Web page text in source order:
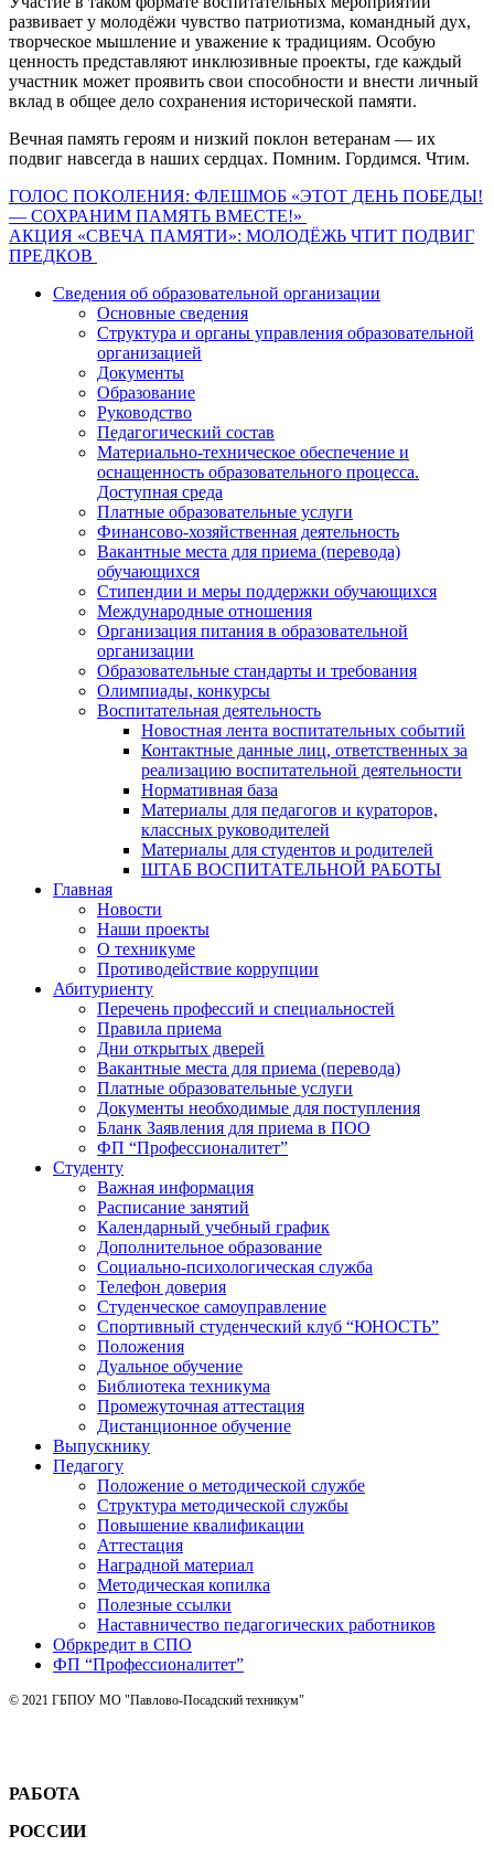
развивает у молодёжи чувство патриотизма, командный дух,
творческое мышление и уважение к традициям. Особую
ценность представляют инклюзивные проекты, где каждый
участник может проявить свои способности и внести личный
вклад в общее дело сохранения исторической памяти.
Вечная память героям и низкий поклон ветеранам — их
подвиг навсегда в наших сердцах. Помним. Гордимся. Чтим.
Навигация
по
записям
ГОЛОС ПОКОЛЕНИЯ: ФЛЕШМОБ «ЭТОТ ДЕНЬ ПОБЕДЫ!
— СОХРАНИМ ПАМЯТЬ ВМЕСТЕ!»
АКЦИЯ «СВЕЧА ПАМЯТИ»: МОЛОДЁЖЬ ЧТИТ ПОДВИГ
ПРЕДКОВ
Сведения об образовательной организации
Основные сведения
Структура и органы управления образовательной
организацией
Документы
Образование
Руководство
Педагогический состав
Материально-техническое обеспечение и
оснащенность образовательного процесса.
Доступная среда
Платные образовательные услуги
Финансово-хозяйственная деятельность
Вакантные места для приема (перевода)
обучающихся
Стипендии и меры поддержки обучающихся
Международные отношения
Организация питания в образовательной
организации
Образовательные стандарты и требования
Олимпиады, конкурсы
Воспитательная деятельность
Новостная лента воспитательных событий
Контактные данные лиц, ответственных за
реализацию воспитательной деятельности
Нормативная база
Материалы для педагогов и кураторов,
классных руководителей
Материалы для студентов и родителей
ШТАБ ВОСПИТАТЕЛЬНОЙ РАБОТЫ
Главная
Новости
Наши проекты
О техникуме
Противодействие коррупции
Абитуриенту
Перечень профессий и специальностей
Правила приема
Дни открытых дверей
Вакантные места для приема (перевода)
Платные образовательные услуги
Документы необходимые для поступления
Бланк Заявления для приема в ПОО
ФП “Профессионалитет”
Студенту
Важная информация
Расписание занятий
Календарный учебный график
Дополнительное образование
Социально-психологическая служба
Телефон доверия
Студенческое самоуправление
Спортивный студенческий клуб “ЮНОСТЬ”
Положения
Дуальное обучение
Библиотека техникума
Промежуточная аттестация
Дистанционное обучение
Выпускнику
Педагогу
Положение о методической службе
Структура методической службы
Повышение квалификации
Аттестация
Наградной материал
Методическая копилка
Полезные ссылки
Наставничество педагогических работников
Обркредит в СПО
ФП “Профессионалитет”
© 2021 ГБПОУ МО "Павлово-Посадский техникум"
РАБОТА
РОССИИ